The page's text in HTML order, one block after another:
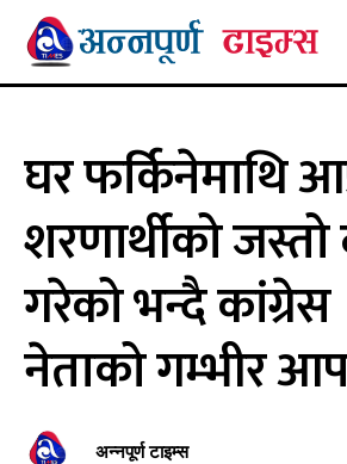
घर फर्किनेमाथि
शरणार्थीको जस्तो
गरेको भन्दै कांग्रेस
नेताको गम्भीर
अन्नपूर्ण टाइम्स